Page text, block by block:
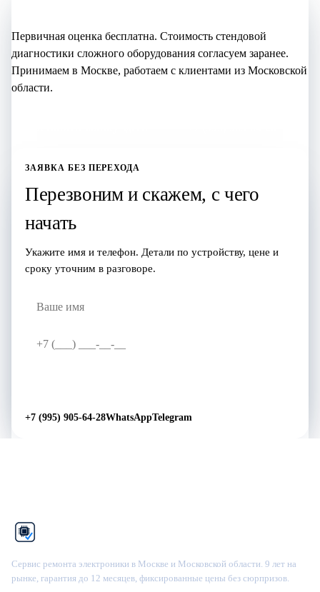
Первичная оценка бесплатна. Стоимость стендовой
диагностики сложного оборудования согласуем заранее.
Принимаем в Москве, работаем с клиентами из Московской
области.
ЗАЯВКА БЕЗ ПЕРЕХОДА
Перезвоним и скажем, с чего
начать
Укажите имя и телефон. Детали по устройству, цене и
сроку уточним в разговоре.
+7 (995) 905-64-28WhatsAppTelegram
Сервис ремонта электроники в Москве и Московской области. 9 лет на
рынке, гарантия до 12 месяцев, фиксированные цены без сюрпризов.